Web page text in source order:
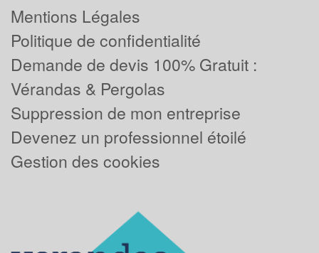
Mentions Légales
Politique de confidentialité
Demande de devis 100% Gratuit :
Vérandas & Pergolas
Suppression de mon entreprise
Devenez un professionnel étoilé
Gestion des cookies